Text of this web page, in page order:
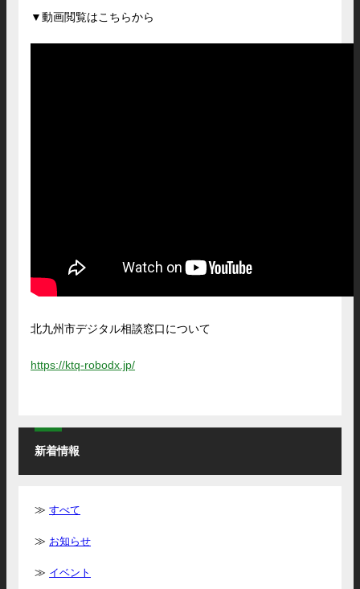
▼動画閲覧はこちらから
北九州市デジタル相談窓口について
https://ktq-robodx.jp/
新着情報
すべて
お知らせ
イベント